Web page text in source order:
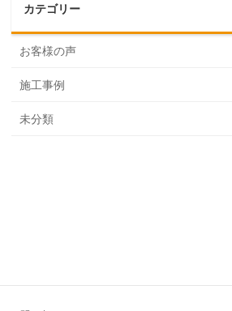
カテゴリー
お客様の声
施工事例
未分類